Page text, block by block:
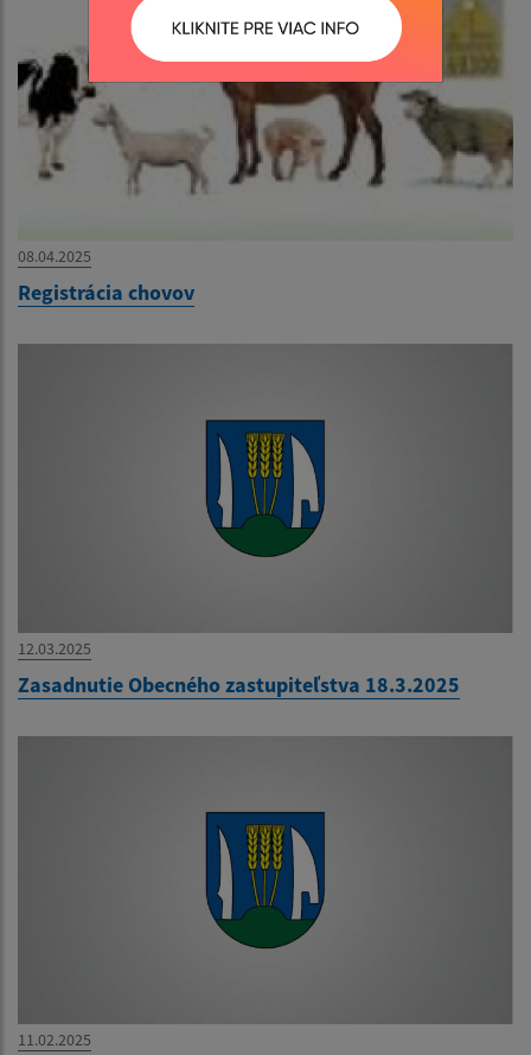
08.04.2025
Registrácia chovov
12.03.2025
Zasadnutie Obecného zastupiteľstva 18.3.2025
11.02.2025